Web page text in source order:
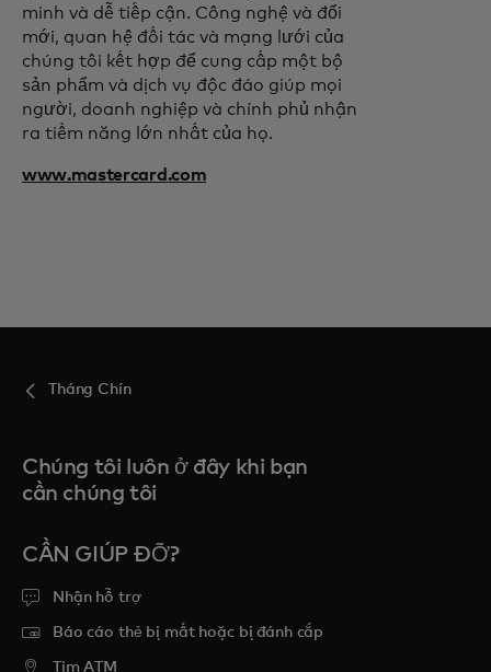
minh và dễ tiếp cận. Công nghệ và đổi
mới, quan hệ đối tác và mạng lưới của
chúng tôi kết hợp để cung cấp một bộ
sản phẩm và dịch vụ độc đáo giúp mọi
người, doanh nghiệp và chính phủ nhận
ra tiềm năng lớn nhất của họ.
www.mastercard.com
Tháng Chín
Chúng tôi luôn ở đây khi bạn
cần chúng tôi
CẦN GIÚP ĐỠ?
Nhận hỗ trợ
Báo cáo thẻ bị mất hoặc bị đánh cắp
Tim ATM